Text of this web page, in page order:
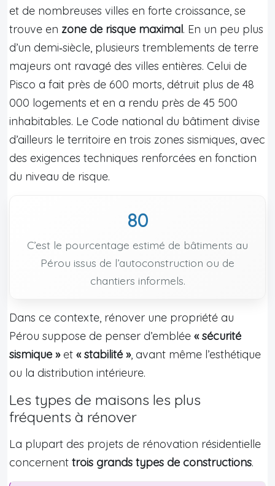
et de nombreuses villes en forte croissance, se
trouve en zone de risque maximal. En un peu plus
d’un demi‑siècle, plusieurs tremblements de terre
majeurs ont ravagé des villes entières. Celui de
Pisco a fait près de 600 morts, détruit plus de 48
000 logements et en a rendu près de 45 500
inhabitables. Le Code national du bâtiment divise
d’ailleurs le territoire en trois zones sismiques, avec
des exigences techniques renforcées en fonction
du niveau de risque.
80
C’est le pourcentage estimé de bâtiments au
Pérou issus de l’autoconstruction ou de
chantiers informels.
Dans ce contexte, rénover une propriété au
Pérou suppose de penser d’emblée « sécurité
sismique »et « stabilité », avant même l’esthétique
ou la distribution intérieure.
Les types de maisons les plus
fréquents à rénover
La plupart des projets de rénovation résidentielle
concernent trois grands types de constructions.